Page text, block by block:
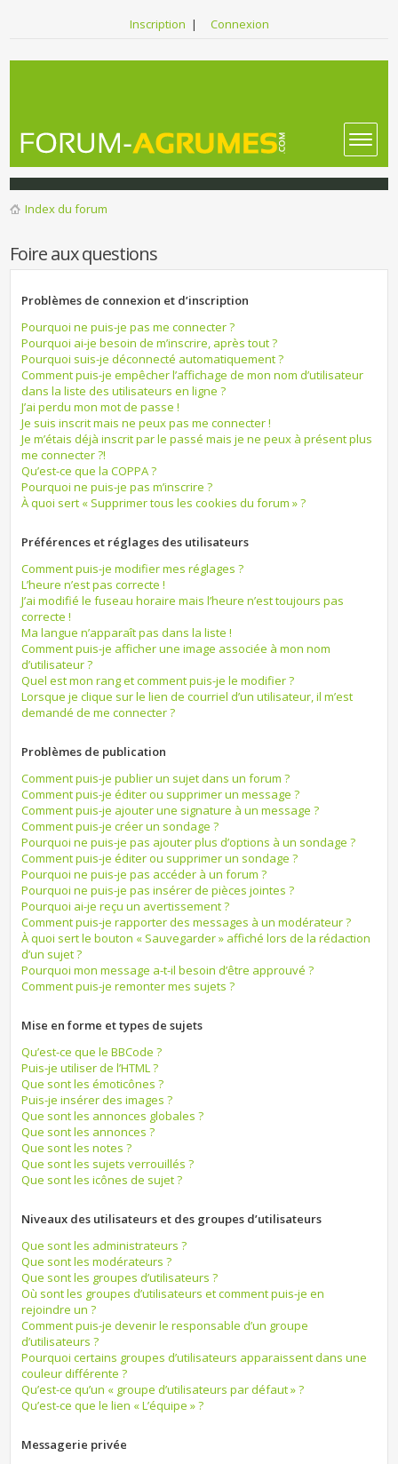
Inscription | Connexion
Index du forum
Foire aux questions
Problèmes de connexion et d’inscription
Pourquoi ne puis-je pas me connecter ?
Pourquoi ai-je besoin de m’inscrire, après tout ?
Pourquoi suis-je déconnecté automatiquement ?
Comment puis-je empêcher l’affichage de mon nom d’utilisateur
dans la liste des utilisateurs en ligne ?
J’ai perdu mon mot de passe !
Je suis inscrit mais ne peux pas me connecter !
Je m’étais déjà inscrit par le passé mais je ne peux à présent plus
me connecter ?!
Qu’est-ce que la COPPA ?
Pourquoi ne puis-je pas m’inscrire ?
À quoi sert « Supprimer tous les cookies du forum » ?
Préférences et réglages des utilisateurs
Comment puis-je modifier mes réglages ?
L’heure n’est pas correcte !
J’ai modifié le fuseau horaire mais l’heure n’est toujours pas
correcte !
Ma langue n’apparaît pas dans la liste !
Comment puis-je afficher une image associée à mon nom
d’utilisateur ?
Quel est mon rang et comment puis-je le modifier ?
Lorsque je clique sur le lien de courriel d’un utilisateur, il m’est
demandé de me connecter ?
Problèmes de publication
Comment puis-je publier un sujet dans un forum ?
Comment puis-je éditer ou supprimer un message ?
Comment puis-je ajouter une signature à un message ?
Comment puis-je créer un sondage ?
Pourquoi ne puis-je pas ajouter plus d’options à un sondage ?
Comment puis-je éditer ou supprimer un sondage ?
Pourquoi ne puis-je pas accéder à un forum ?
Pourquoi ne puis-je pas insérer de pièces jointes ?
Pourquoi ai-je reçu un avertissement ?
Comment puis-je rapporter des messages à un modérateur ?
À quoi sert le bouton « Sauvegarder » affiché lors de la rédaction
d’un sujet ?
Pourquoi mon message a-t-il besoin d’être approuvé ?
Comment puis-je remonter mes sujets ?
Mise en forme et types de sujets
Qu’est-ce que le BBCode ?
Puis-je utiliser de l’HTML ?
Que sont les émoticônes ?
Puis-je insérer des images ?
Que sont les annonces globales ?
Que sont les annonces ?
Que sont les notes ?
Que sont les sujets verrouillés ?
Que sont les icônes de sujet ?
Niveaux des utilisateurs et des groupes d’utilisateurs
Que sont les administrateurs ?
Que sont les modérateurs ?
Que sont les groupes d’utilisateurs ?
Où sont les groupes d’utilisateurs et comment puis-je en
rejoindre un ?
Comment puis-je devenir le responsable d’un groupe
d’utilisateurs ?
Pourquoi certains groupes d’utilisateurs apparaissent dans une
couleur différente ?
Qu’est-ce qu’un « groupe d’utilisateurs par défaut » ?
Qu’est-ce que le lien « L’équipe » ?
Messagerie privée